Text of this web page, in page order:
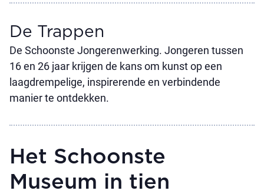
De Trappen
De Schoonste Jongerenwerking. Jongeren tussen
16 en 26 jaar krijgen de kans om kunst op een
laagdrempelige, inspirerende en verbindende
manier te ontdekken.
Het Schoonste
Museum in tien